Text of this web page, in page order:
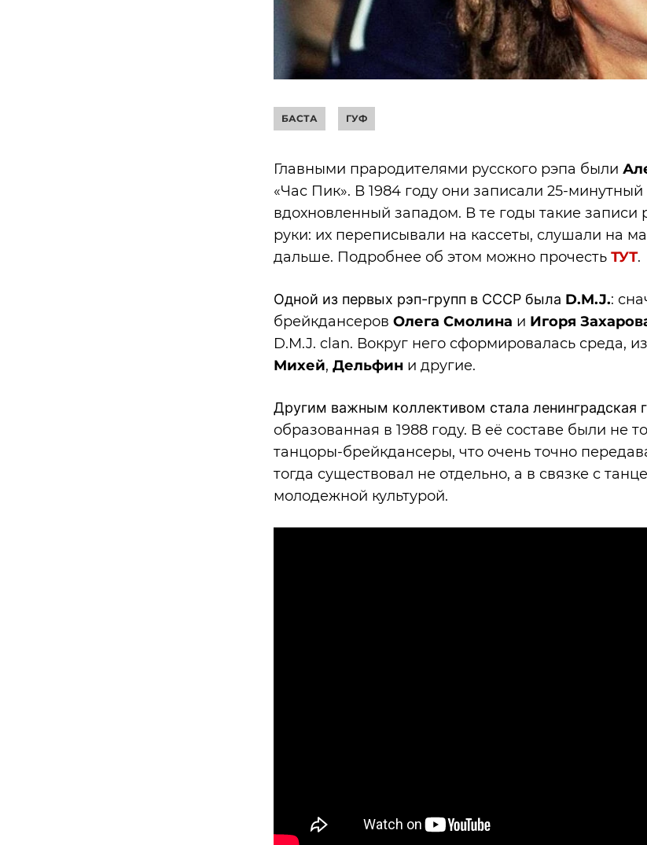
БАСТА ГУФ
Главными прародителями русского рэпа были
«Час Пик». В 1984 году они записали 25-
вдохновленный западом. В те годы такие записи
руки: их переписывали на кассеты, слушали на
дальше. Подробнее об этом можно прочесть ТУТ.
Одной из первых рэп-групп в СССР была D.M.J.:
брейкдансеров Олега Смолина и Игоря
D.M.J. clan. Вокруг него сформировалась среда,
Михей, Дельфин и другие.
Другим важным коллективом стала ленинградская
образованная в 1988 году. В её составе были не
танцоры-брейкдансеры, что очень точно
тогда существовал не отдельно, а в связке с
молодежной культурой.